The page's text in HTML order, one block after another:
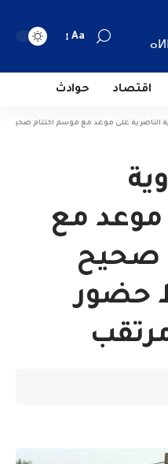
Aa
اقتصاد حوادث
الناصرية على موعد مع موسم اختتام صحيح
موعد مع
صحيح
حضور